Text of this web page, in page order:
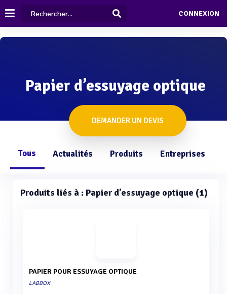
CONNEXION
Papier d’essuyage optique
DEMANDER UN DEVIS
Tous Actualités Produits Entreprises
Produits liés à : Papier d’essuyage optique (1)
PAPIER POUR ESSUYAGE OPTIQUE
LABBOX